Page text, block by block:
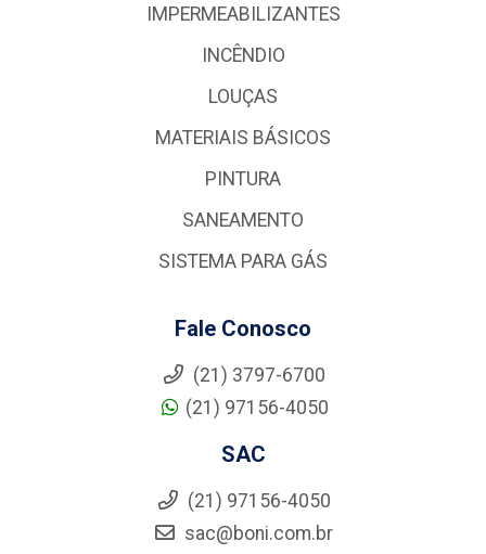
IMPERMEABILIZANTES
INCÊNDIO
LOUÇAS
MATERIAIS BÁSICOS
PINTURA
SANEAMENTO
SISTEMA PARA GÁS
Fale Conosco
(21) 3797-6700
(21) 97156-4050
SAC
(21) 97156-4050
sac@boni.com.br